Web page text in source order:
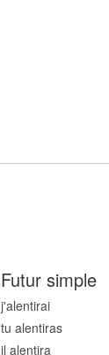
Futur simple
j'alentirai
tu alentiras
il alentira